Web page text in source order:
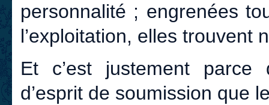
personnalité ; engrenées
l’exploitation, elles trouvent
Et c’est justement
d’esprit de soumission que